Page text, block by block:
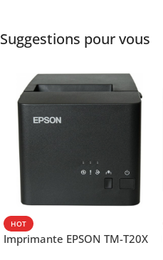
Suggestions pour vous
HOT
Imprimante EPSON TM-T20X